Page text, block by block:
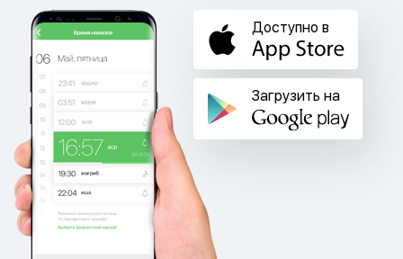
Доступно в
Загрузить на